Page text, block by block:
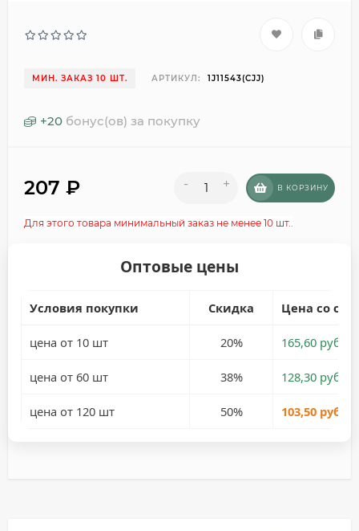
МИН. ЗАКАЗ 10 ШТ. АРТИКУЛ: 1J11543(CJJ)
+20 бонус(ов) за покупку
207 ₽ - + В КОРЗИНУ
Для этого товара минимальный заказ не менее 10 шт..
Оптовые цены
Условия покупки Скидка Цена со
цена от 10 шт 20% 165,60 руб.
цена от 60 шт 38% 128,30 руб.
цена от 120 шт 50% 103,50 руб.